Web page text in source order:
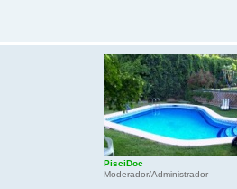
PisciDoc
Moderador/Administrador